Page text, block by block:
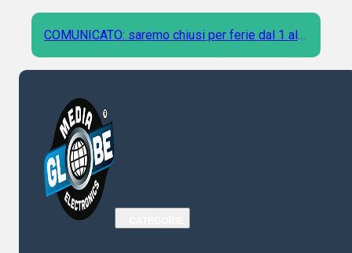
COMUNICATO: saremo chiusi per ferie dal 1 al 9
Agosto